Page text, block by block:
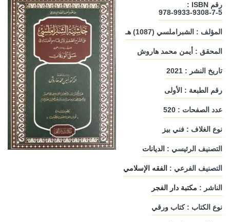
رقم ISBN :
978-9933-9308-7-5
المؤلف : الشبراملسي (1087) هـ
المحقق : أيمن محمد هاروش
تاريخ النشر : 2021
رقم الطبعة : الأولى
عدد الصفحات : 520
نوع الغلاف : فني بيز
التصنيف الرئيسي : الديانات
التصنيف الفرعي : الفقه الإسلامي
الناشر : مكتبة دار الفجر
نوع الكتاب : كتاب ورقي